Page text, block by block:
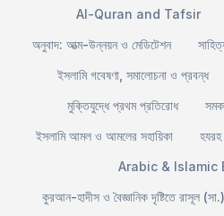
Al-Quran and Tafsir
অনুবাদ: আত্ম-উন্নয়ন ও মেডিটেশন
ইসলামি গবেষণা, সমালোচনা ও প্রবন্ধ
মুক্তিযুদ্ধে প্রথম প্রতিরোধ
ইসলামি আমল ও আমলের সহায়িকা
হযরহ
Arabic & Islamic
কুরআন-হাদীস ও বৈজ্ঞানিক দৃষ্টিতে রাসূল